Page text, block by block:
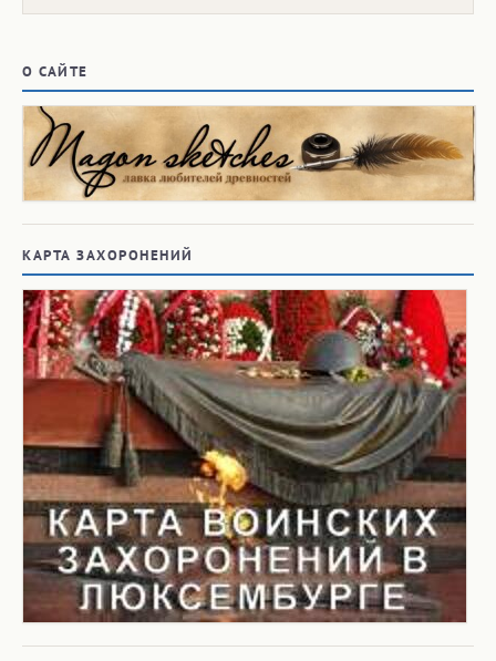
О САЙТЕ
КАРТА ЗАХОРОНЕНИЙ